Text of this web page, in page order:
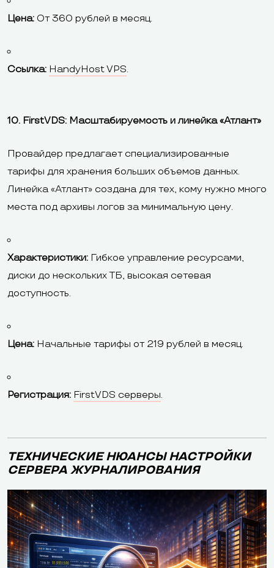
Цена: От 360 рублей в месяц.
Ссылка: HandyHost VPS.
10. FirstVDS: Масштабируемость и линейка «Атлант»
Провайдер предлагает специализированные
тарифы для хранения больших объемов данных.
Линейка «Атлант» создана для тех, кому нужно много
места под архивы логов за минимальную цену.
Характеристики: Гибкое управление ресурсами,
диски до нескольких ТБ, высокая сетевая
доступность.
Цена: Начальные тарифы от 219 рублей в месяц.
Регистрация: FirstVDS серверы.
ТЕХНИЧЕСКИЕ НЮАНСЫ НАСТРОЙКИ
СЕРВЕРА ЖУРНАЛИРОВАНИЯ